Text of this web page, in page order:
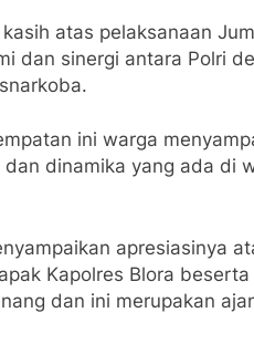
atas pelaksanaan
dan sinergi antara Polri
ini warga
dinamika yang ada di
apresiasinya
Kapolres Blora
dan ini merupakan